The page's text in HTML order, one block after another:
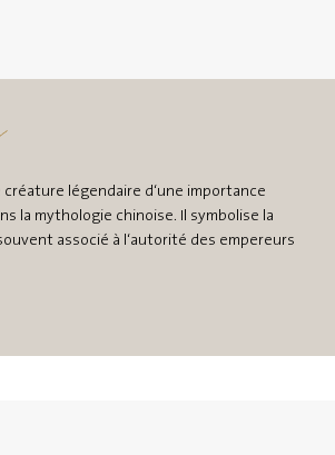
légendaire d‘une importance
la mythologie chinoise. Il symbolise la
associé à l‘autorité des empereurs